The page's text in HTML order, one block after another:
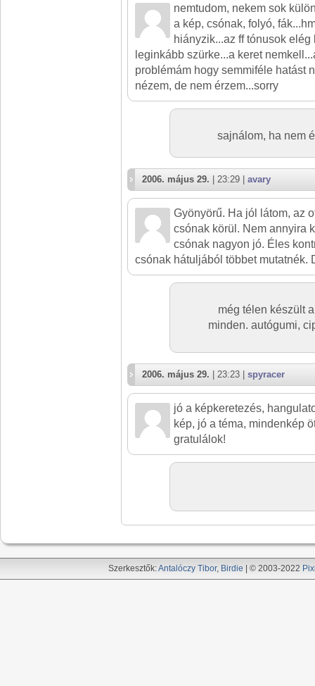
nemtudom, nekem sok
a kép, csónak, folyó,
hiányzik...az ff tónusok
leginkább szürke...a keret
problémám hogy semmiféle hatást
nézem, de nem érzem...sorry
sajnálom, ha nem
2006. május 29. | 23:29 | avary
Gyönyörű. Ha jól látom, az
csónak körül. Nem annyira
csónak nagyon jó. Éles
csónak hátuljából többet mutatnék.
még télen készült
minden. autógumi,
2006. május 29. | 23:23 | spyracer
jó a képkeretezés,
kép, jó a téma, mindenkép
gratulálok!
Szerkesztők:Antalóczy Tibor, Birdie | © 2003-2022